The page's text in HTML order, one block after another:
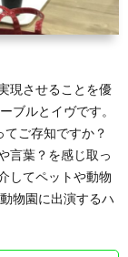
現させることを優
ブルとイヴです。
ご存知ですか？
言葉？を感じ取っ
してペットや動物
物園に出演するハ